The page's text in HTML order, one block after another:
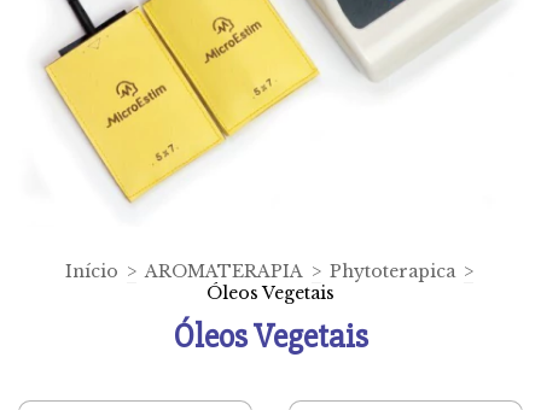
Início > AROMATERAPIA > Phytoterapica >
Óleos Vegetais
Óleos Vegetais